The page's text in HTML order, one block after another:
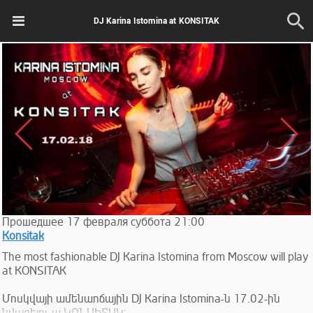
DJ Karina Istomina at KONSITAK
Прошедшее 17 февраля суббота 21:00
Konsitak
The most fashionable DJ Karina Istomina from Moscow will play
at KONSITAK
Մոսկվայի ամենաոճային DJ Karina Istomina-ն 17.02-ին